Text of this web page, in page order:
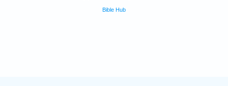
Bible Hub